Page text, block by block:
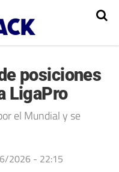
posiciones
LigaPro
el Mundial y se
2026 - 22:15